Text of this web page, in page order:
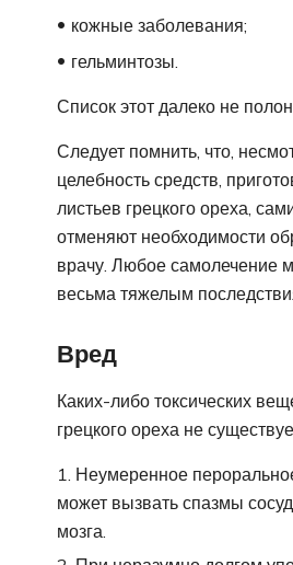
кожные заболевания;
гельминтозы.
Список этот далеко не
Следует помнить, что,
целебность средств,
листьев грецкого ореха,
отменяют необходимости
врачу. Любое самолечение
весьма тяжелым
Вред
Каких-либо токсических
грецкого ореха не
Неумеренное
может вызвать спазмы
мозга.